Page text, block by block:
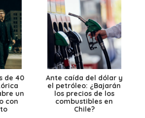
de 40
un
con
Ante caída del dólar y
el petróleo: ¿Bajarán
los precios de los
combustibles en
Chile?